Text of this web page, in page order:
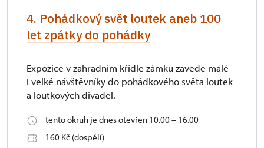
4. Pohádkový svět loutek aneb 100
let zpátky do pohádky
Expozice v zahradním křídle zámku zavede malé
i velké návštěvníky do pohádkového světa loutek
a loutkových divadel.
tento okruh je dnes otevřen 10.00 – 16.00
160 Kč (dospělí)